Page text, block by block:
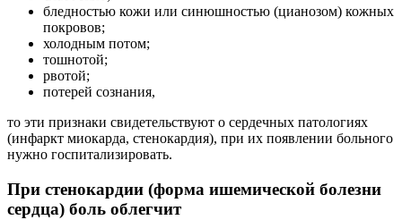
бледностью кожи или синюшностью (цианозом) кожных
покровов;
холодным потом;
тошнотой;
рвотой;
потерей сознания,
то эти признаки свидетельствуют о сердечных патологиях
(инфаркт миокарда, стенокардия), при их появлении больного
нужно госпитализировать.
При стенокардии (форма ишемической болезни
сердца) боль облегчит